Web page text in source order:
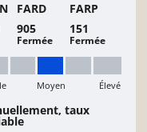
FARD
FARP
905
Fermée
151
Fermée
Moyen Élevé
taux